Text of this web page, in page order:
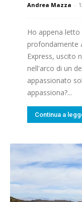
Andrea Mazza -
Ho appena letto
profondamente
Express, uscito
nell'arco di un
appassionato
appassiona?...
Continua a